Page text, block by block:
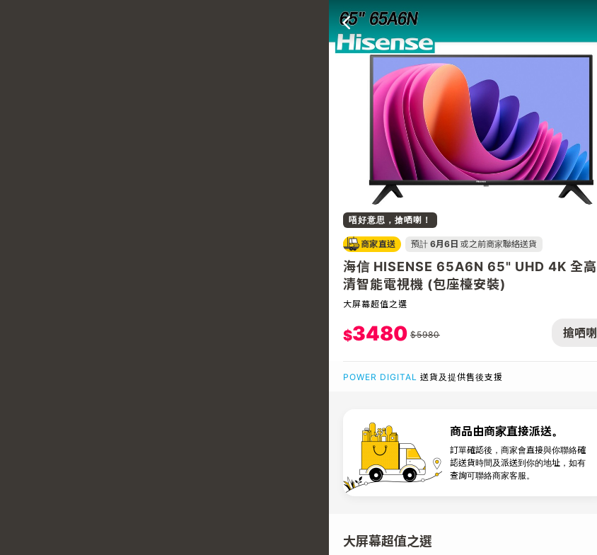
搶哂喇
唔好意思，搶哂喇！
商家直送 預計 6月6日 或之前商家聯絡送貨
海信 HISENSE 65A6N 65" UHD 4K 全高
清智能電視機 (包座檯安裝)
大屏幕超值之選
$3480 $5980
POWER DIGITAL 送貨及提供售後支援
商品由商家直接派送。
訂單確認後，商家會直接與你聯絡確
認送貨時間及派送到你的地址，如有
查詢可聯絡商家客服。
大屏幕超值之選